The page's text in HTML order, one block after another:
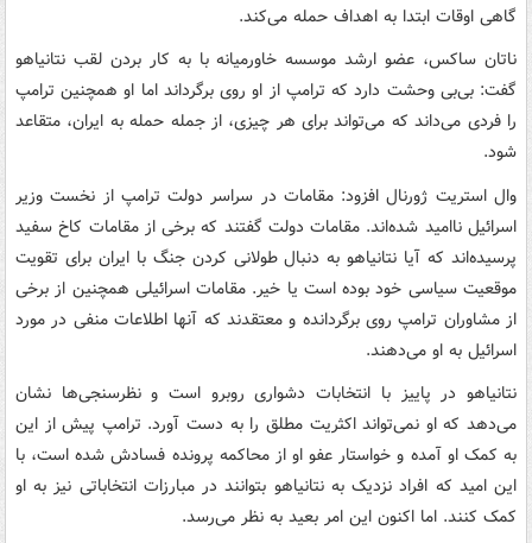
گاهی اوقات ابتدا به اهداف حمله می‌کند.
ناتان ساکس، عضو ارشد موسسه خاورمیانه با به کار بردن لقب نتانیاهو
گفت: بی‌بی وحشت دارد که ترامپ از او روی برگرداند اما او همچنین ترامپ
را فردی می‌داند که می‌تواند برای هر چیزی، از جمله حمله به ایران، متقاعد
شود.
وال استریت ژورنال افزود: مقامات در سراسر دولت ترامپ از نخست وزیر
اسرائیل ناامید شده‌اند. مقامات دولت گفتند که برخی از مقامات کاخ سفید
پرسیده‌اند که آیا نتانیاهو به دنبال طولانی کردن جنگ با ایران برای تقویت
موقعیت سیاسی خود بوده است یا خیر. مقامات اسرائیلی همچنین از برخی
از مشاوران ترامپ روی برگردانده‌ و معتقدند که آنها اطلاعات منفی در مورد
اسرائیل به او می‌دهند.
نتانیاهو در پاییز با انتخابات دشواری روبرو است و نظرسنجی‌ها نشان
می‌دهد که او نمی‌تواند اکثریت مطلق را به دست آورد. ترامپ پیش از این
به کمک او آمده و خواستار عفو او از محاکمه پرونده فسادش شده است، با
این امید که افراد نزدیک به نتانیاهو بتوانند در مبارزات انتخاباتی نیز به او
کمک کنند. اما اکنون این امر بعید به نظر می‌رسد.